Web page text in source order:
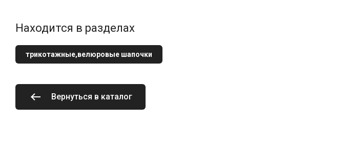
Находится в разделах
трикотажные,велюровые шапочки
Вернуться в каталог